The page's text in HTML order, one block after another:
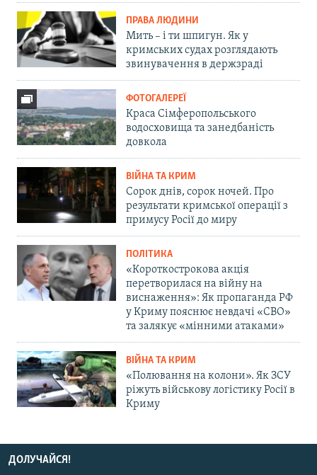
ПРАВА ЛЮДИНИ
Мить – і ти шпигун. Як у
кримських судах розглядають
звинувачення в держзраді
ФОТОГАЛЕРЕЇ
Краса Сімферопольського
водосховища та занедбаність
довкола
ВІЙНА ТА КРИМ
Сорок днів, сорок ночей. Про
результати кримської операції з
примусу Росії до миру
ПОЛІТИКА
«Короткострокова акція
перетворилася на війну на
виснаження»: Як пропаганда РФ
у Криму пояснює невдачі «СВО»
та залякує «мінними атаками»
ВІЙНА ТА КРИМ
«Полювання на колони». Як ЗСУ
ріжуть військову логістику Росії в
Криму
ДОЛУЧАЙСЯ!